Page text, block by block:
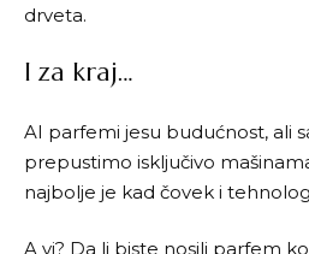
drveta.
I za kraj…
AI parfemi jesu budućnost, ali
prepustimo isključivo
najbolje je kad čovek i
A vi? Da li biste nosili parfem